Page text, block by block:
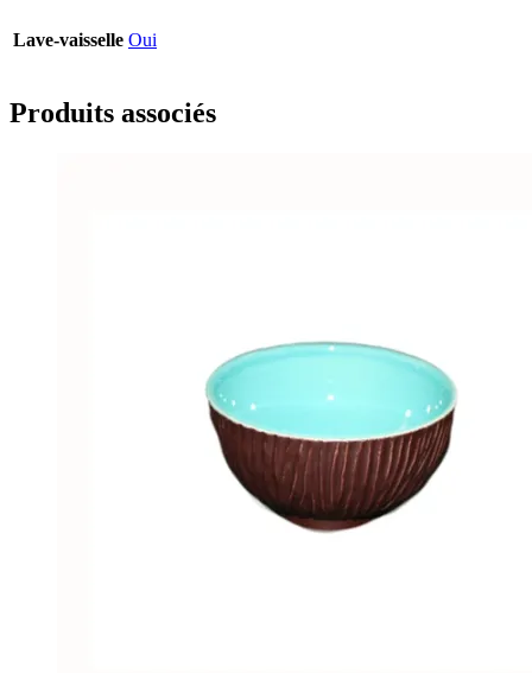
Lave-vaisselle Oui
Produits associés